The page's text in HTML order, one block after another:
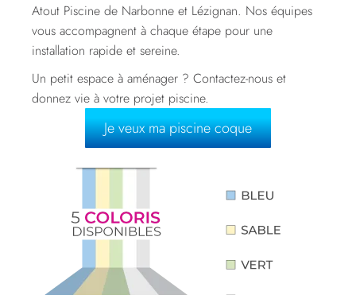
Atout Piscine de Narbonne et Lézignan. Nos équipes
vous accompagnent à chaque étape pour une
installation rapide et sereine.
Un petit espace à aménager ? Contactez-nous et
donnez vie à votre projet piscine.
Je veux ma piscine coque